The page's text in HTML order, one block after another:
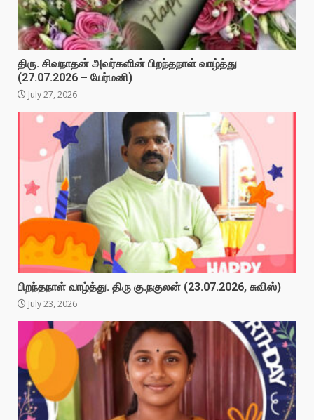
திரு. சிவநாதன் அவர்களின் பிறந்தநாள் வாழ்த்து
(27.07.2026 – யேர்மனி)
July 27, 2026
பிறந்தநாள் வாழ்த்து. திரு கு.நகுலன் (23.07.2026, சுவிஸ்)
July 23, 2026